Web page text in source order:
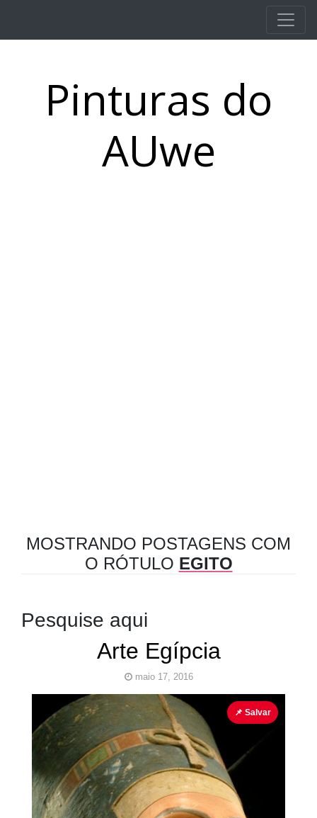
Pinturas do
AUwe
MOSTRANDO POSTAGENS COM
O RÓTULO EGITO
Pesquise aqui
Arte Egípcia
maio 17, 2016
Artes Egito História 📌 Salvar